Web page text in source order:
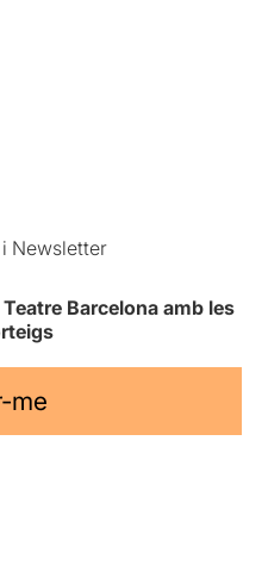
Newsletter
Barcelona amb les
me